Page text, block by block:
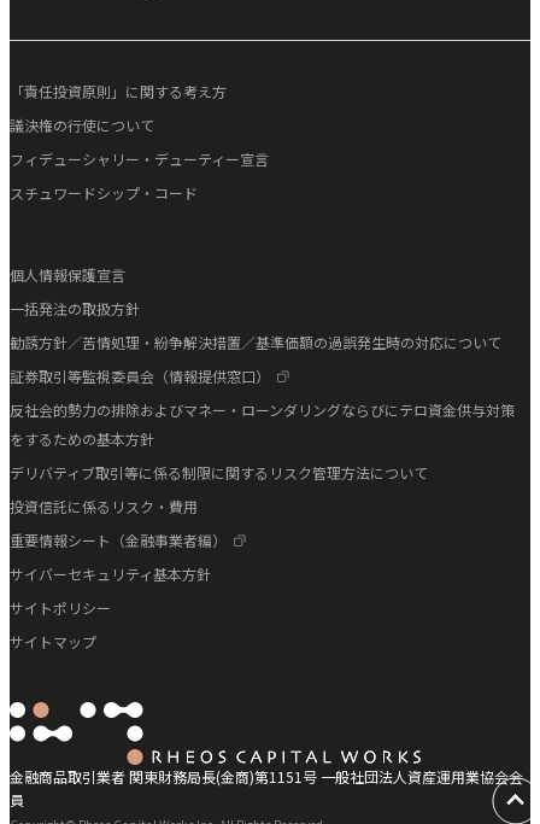
「責任投資原則」に関する考え方
議決権の行使について
フィデューシャリー・デューティー宣言
スチュワードシップ・コード
個人情報保護宣言
一括発注の取扱方針
勧誘方針／苦情処理・紛争解決措置／基準価額の過誤発生時の対応について
証券取引等監視委員会（情報提供窓口）
反社会的勢力の排除およびマネー・ローンダリングならびにテロ資金供与対策
をするための基本方針
デリバティブ取引等に係る制限に関するリスク管理方法について
投資信託に係るリスク・費用
重要情報シート（金融事業者編）
サイバーセキュリティ基本方針
サイトポリシー
サイトマップ
金融商品取引業者 関東財務局長(金商)第1151号 一般社団法人資産運用業協会会
員